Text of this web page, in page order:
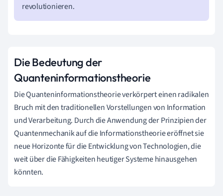
revolutionieren.
Die Bedeutung der
Quanteninformationstheorie
Die Quanteninformationstheorie verkörpert einen radikalen
Bruch mit den traditionellen Vorstellungen von Information
und Verarbeitung. Durch die Anwendung der Prinzipien der
Quantenmechanik auf die Informationstheorie eröffnet sie
neue Horizonte für die Entwicklung von Technologien, die
weit über die Fähigkeiten heutiger Systeme hinausgehen
könnten.